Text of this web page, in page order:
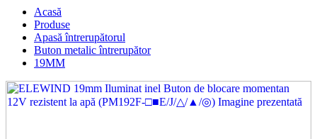
Acasă
Produse
Apasă întrerupătorul
Buton metalic întrerupător
19MM